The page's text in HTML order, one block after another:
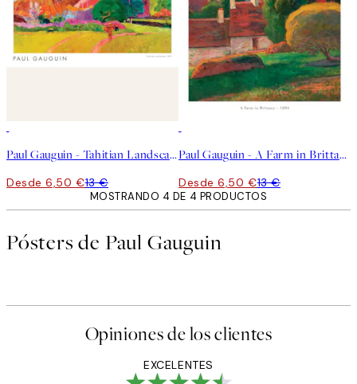
Paul Gauguin - Tahitian Landscape Poster
Desde 6,50 €13 €
Paul Gauguin - A Farm in Brittany Poster
Desde 6,50 €13 €
MOSTRANDO 4 DE 4 PRODUCTOS
Pósters de Paul Gauguin
Opiniones de los clientes
EXCELENTES